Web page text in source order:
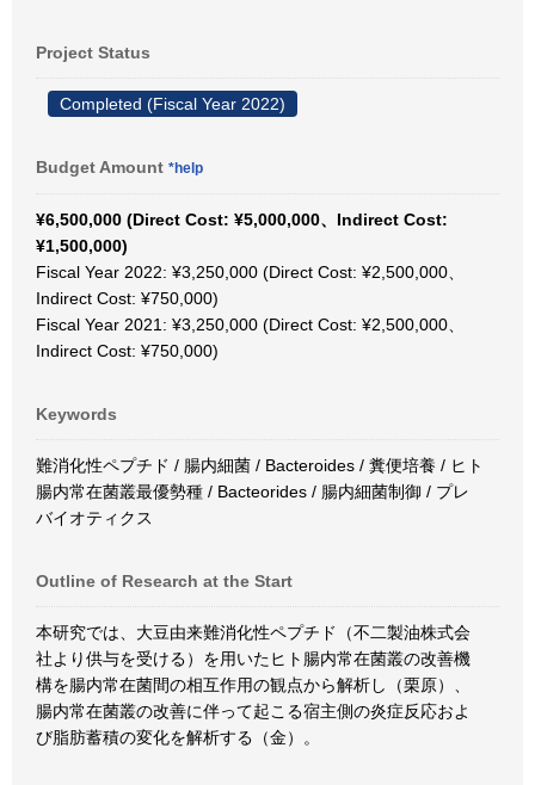
Project Status
Completed (Fiscal Year 2022)
Budget Amount *help
¥6,500,000 (Direct Cost: ¥5,000,000、Indirect Cost:
¥1,500,000)
Fiscal Year 2022: ¥3,250,000 (Direct Cost: ¥2,500,000、
Indirect Cost: ¥750,000)
Fiscal Year 2021: ¥3,250,000 (Direct Cost: ¥2,500,000、
Indirect Cost: ¥750,000)
Keywords
難消化性ペプチド / 腸内細菌 / Bacteroides / 糞便培養 / ヒト
腸内常在菌叢最優勢種 / Bacteorides / 腸内細菌制御 / プレ
バイオティクス
Outline of Research at the Start
本研究では、大豆由来難消化性ペプチド（不二製油株式会
社より供与を受ける）を用いたヒト腸内常在菌叢の改善機
構を腸内常在菌間の相互作用の観点から解析し（栗原）、
腸内常在菌叢の改善に伴って起こる宿主側の炎症反応およ
び脂肪蓄積の変化を解析する（金）。